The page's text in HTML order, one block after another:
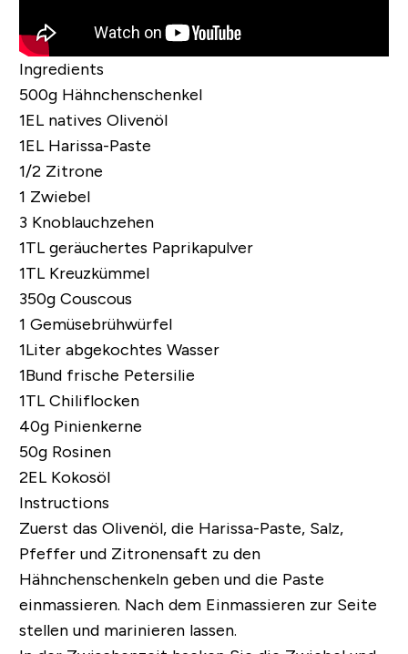
Ingredients
500g Hähnchenschenkel
1EL natives Olivenöl
1EL Harissa-Paste
1/2 Zitrone
1 Zwiebel
3 Knoblauchzehen
1TL geräuchertes Paprikapulver
1TL Kreuzkümmel
350g Couscous
1 Gemüsebrühwürfel
1Liter abgekochtes Wasser
1Bund frische Petersilie
1TL Chiliflocken
40g Pinienkerne
50g Rosinen
2ELKokosöl
Instructions
Zuerst das Olivenöl, die Harissa-Paste, Salz,
Pfeffer und Zitronensaft zu den
Hähnchenschenkeln geben und die Paste
einmassieren. Nach dem Einmassieren zur Seite
stellen und marinieren lassen.